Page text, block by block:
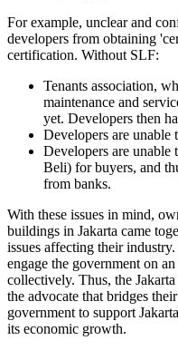
For example, unclear and
developers from obtaining
certification. Without SLF:
Tenants association,
maintenance and
yet. Developers then
Developers are unable
Developers are unable
Beli) for buyers, and
from banks.
With these issues in mind,
buildings in Jakarta came
issues affecting their
engage the government on
collectively. Thus, the
the advocate that bridges
government to support
its economic growth.